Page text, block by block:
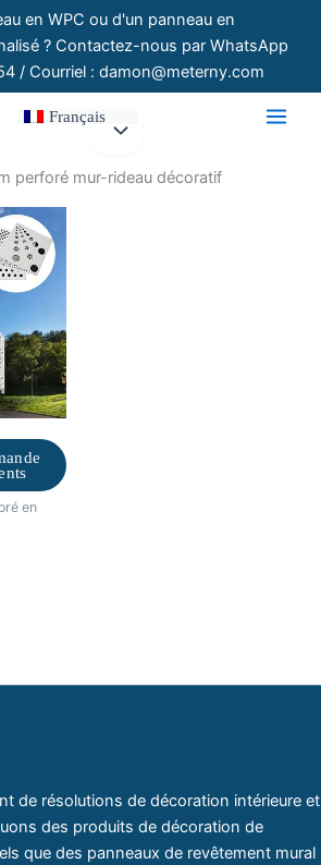
en WPC ou d'un panneau en
? Contactez-nous par WhatsApp
/ Courriel : damon@meterny.com
Français
perforé mur-rideau décoratif
en
de résolutions de décoration intérieure et
des produits de décoration de
que des panneaux de revêtement mural